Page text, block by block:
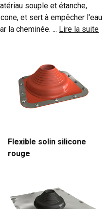
souple et étanche,
et sert à empêcher l'eau
la cheminée. ... Lire la suite
Flexible solin silicone
rouge